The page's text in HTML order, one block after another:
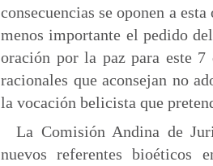
consecuencias se oponen a
menos importante el pedido
oración por la paz para este
racionales que aconsejan no
la vocación belicista que
La Comisión Andina de
nuevos referentes bioéticos